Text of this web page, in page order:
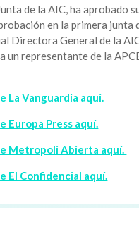
de la AIC, ha aprobado
en la primera junta
Directora General de la
un representante de la
La Vanguardia aquí.
Europa Press aquí.
Metropoli Abierta aquí.
El Confidencial aquí.